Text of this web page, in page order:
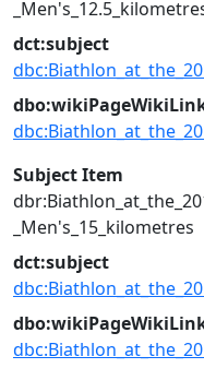
dct:subject
Subject Item
_Men's_15_kilometres
dct:subject